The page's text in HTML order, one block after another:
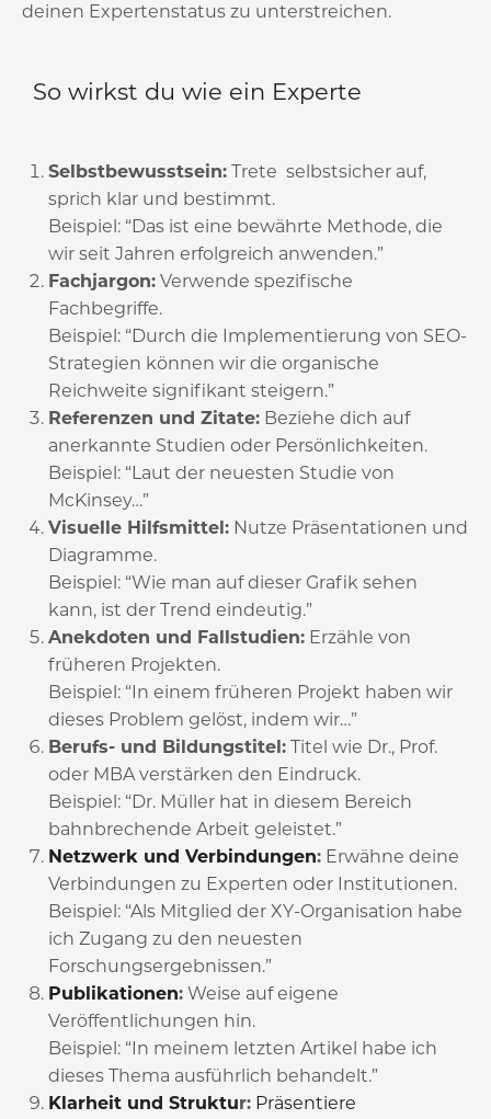
deinen Expertenstatus zu unterstreichen.
So wirkst du wie ein Experte
Selbstbewusstsein: Trete selbstsicher auf,
sprich klar und bestimmt.
Beispiel: “Das ist eine bewährte Methode, die
wir seit Jahren erfolgreich anwenden.”
Fachjargon: Verwende spezifische
Fachbegriffe.
Beispiel: “Durch die Implementierung von SEO-
Strategien können wir die organische
Reichweite signifikant steigern.”
Referenzen und Zitate: Beziehe dich auf
anerkannte Studien oder Persönlichkeiten.
Beispiel: “Laut der neuesten Studie von
McKinsey…”
Visuelle Hilfsmittel: Nutze Präsentationen und
Diagramme.
Beispiel: “Wie man auf dieser Grafik sehen
kann, ist der Trend eindeutig.”
Anekdoten und Fallstudien: Erzähle von
früheren Projekten.
Beispiel: “In einem früheren Projekt haben wir
dieses Problem gelöst, indem wir…”
Berufs- und Bildungstitel: Titel wie Dr., Prof.
oder MBA verstärken den Eindruck.
Beispiel: “Dr. Müller hat in diesem Bereich
bahnbrechende Arbeit geleistet.”
Netzwerk und Verbindungen: Erwähne deine
Verbindungen zu Experten oder Institutionen.
Beispiel: “Als Mitglied der XY-Organisation habe
ich Zugang zu den neuesten
Forschungsergebnissen.”
Publikationen: Weise auf eigene
Veröffentlichungen hin.
Beispiel: “In meinem letzten Artikel habe ich
dieses Thema ausführlich behandelt.”
Klarheit und Struktur: Präsentiere